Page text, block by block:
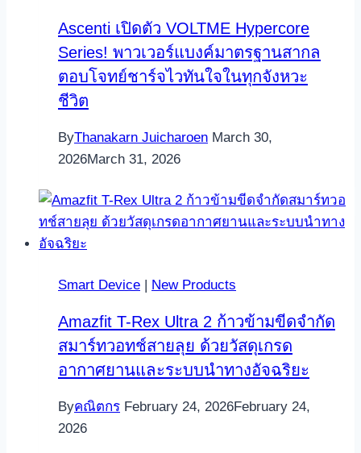
Ascenti เปิดตัว VOLTME Hypercore
Series! พาวเวอร์แบงค์มาตรฐานสากล
ตอบโจทย์ชาร์จไวทันใจในทุกจังหวะ
ชีวิต
ByThanakarn Juicharoen March 30,
2026March 31, 2026
Smart Device | New Products
Amazfit T-Rex Ultra 2 ก้าวข้ามขีดจำกัด
สมาร์ทวอทช์สายลุย ด้วยวัสดุเกรด
อากาศยานและระบบนำทางอัจฉริยะ
Byคณิตกร February 24, 2026February 24,
2026